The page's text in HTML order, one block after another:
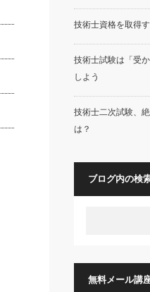
技術士資格を取得
技術士試験は「受
しよう
技術士二次試験、
は？
ブログ内の検
無料メール講